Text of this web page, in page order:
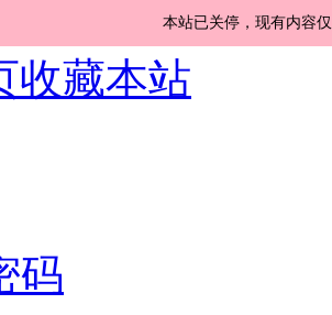
本站已关停，现有内容
收藏本站
码